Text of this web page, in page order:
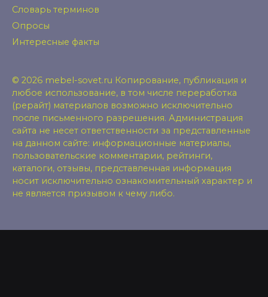
Словарь терминов
Опросы
Интересные факты
© 2026 mebel-sovet.ru Копирование, публикация и
любое использование, в том числе переработка
(рерайт) материалов возможно исключительно
после письменного разрешения. Администрация
сайта не несет ответственности за представленные
на данном сайте: информационные материалы,
пользовательские комментарии, рейтинги,
каталоги, отзывы, представленная информация
носит исключительно ознакомительный характер и
не является призывом к чему либо.